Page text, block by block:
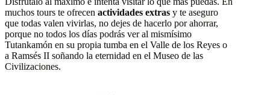
muchos tours te ofrecen actividades extras y te aseguro
que todas valen vivirlas, no dejes de hacerlo por ahorrar,
porque no todos los días podrás ver al mismísimo
Tutankamón en su propia tumba en el Valle de los Reyes o
a Ramsés II soñando la eternidad en el Museo de las
Civilizaciones.